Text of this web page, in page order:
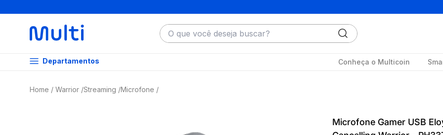
O que você deseja buscar?
Departamentos Conheça o Multicoin
Warrior Streaming Microfone
Microfone Gamer USB